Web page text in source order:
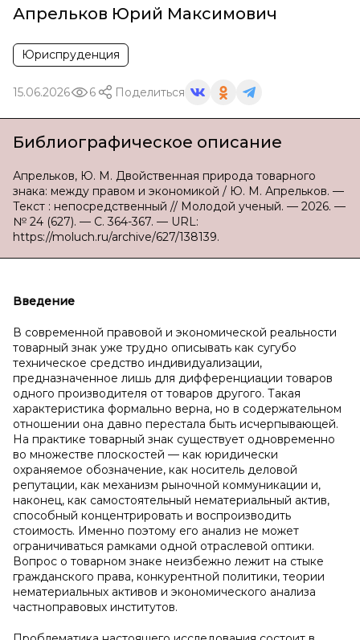
Апрельков Юрий Максимович
Юриспруденция
15.06.2026 6 Поделиться
Библиографическое описание
Апрельков, Ю. М. Двойственная природа товарного
знака: между правом и экономикой / Ю. М. Апрельков. —
Текст : непосредственный // Молодой ученый. — 2026. —
№ 24 (627). — С. 364-367. — URL:
https://moluch.ru/archive/627/138139.
Введение
В современной правовой и экономической реальности
товарный знак уже трудно описывать как сугубо
техническое средство индивидуализации,
предназначенное лишь для дифференциации товаров
одного производителя от товаров другого. Такая
характеристика формально верна, но в содержательном
отношении она давно перестала быть исчерпывающей.
На практике товарный знак существует одновременно
во множестве плоскостей — как юридически
охраняемое обозначение, как носитель деловой
репутации, как механизм рыночной коммуникации и,
наконец, как самостоятельный нематериальный актив,
способный концентрировать и воспроизводить
стоимость. Именно поэтому его анализ не может
ограничиваться рамками одной отраслевой оптики.
Вопрос о товарном знаке неизбежно лежит на стыке
гражданского права, конкурентной политики, теории
нематериальных активов и экономического анализа
частноправовых институтов.